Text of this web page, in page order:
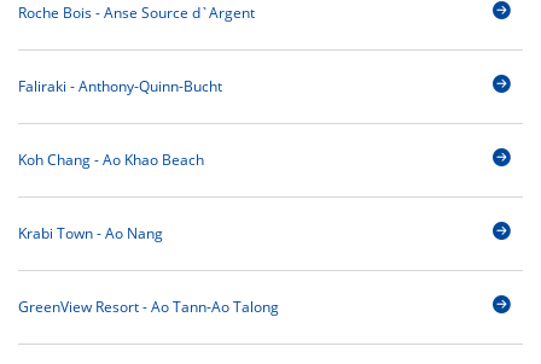
Roche Bois - Anse Source d`Argent
Faliraki - Anthony-Quinn-Bucht
Koh Chang - Ao Khao Beach
Krabi Town - Ao Nang
GreenView Resort - Ao Tann-Ao Talong